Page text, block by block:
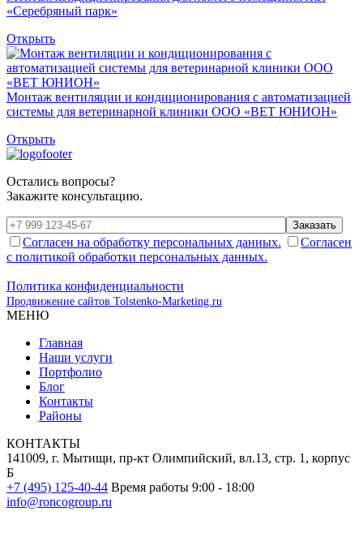
«Серебряный парк»
Открыть
Монтаж вентиляции и кондиционирования с автоматизацией
системы для ветеринарной клиники ООО «ВЕТ ЮНИОН»
Открыть
Остались вопросы?
Закажите консультацию.
Заказать
Согласен на обработку персональных данных.
Согласен
с политикой обработки персональных данных.
Политика конфиденциальности
Продвижение сайтов Tolstenko-Marketing.ru
МЕНЮ
Главная
Наши услуги
Портфолио
Блог
Контакты
Районы
КОНТАКТЫ
141009, г. Мытищи, пр-кт Олимпийский, вл.13, стр. 1, корпус
Б
+7 (495) 125-40-44 Время работы 9:00 - 18:00
info@roncogroup.ru